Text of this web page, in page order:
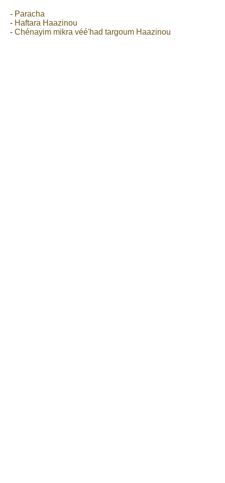
- Paracha
- Haftara Haazinou
- Chénayim mikra véé'had targoum Haazinou